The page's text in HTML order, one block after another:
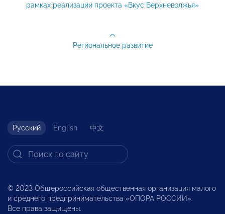
рамках реализации проекта «Вкус Верхневолжья»
Региональное развитие
Русский English 中文
© 2023 Общероссийская общественная организация малого
и среднего предпринимательства «ОПОРА РОССИИ».
Все права защищены.